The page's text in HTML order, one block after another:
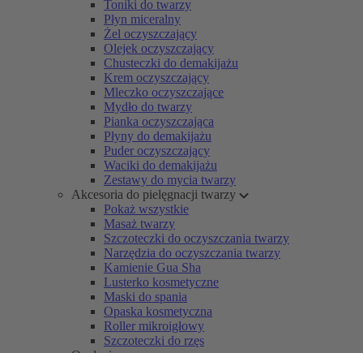
Toniki do twarzy
Płyn miceralny
Żel oczyszczający
Olejek oczyszczający
Chusteczki do demakijażu
Krem oczyszczający
Mleczko oczyszczające
Mydło do twarzy
Pianka oczyszczająca
Płyny do demakijażu
Puder oczyszczający
Waciki do demakijażu
Zestawy do mycia twarzy
Akcesoria do pielęgnacji twarzy
Pokaż wszystkie
Masaż twarzy
Szczoteczki do oczyszczania twarzy
Narzędzia do oczyszczania twarzy
Kamienie Gua Sha
Lusterko kosmetyczne
Maski do spania
Opaska kosmetyczna
Roller mikroigłowy
Szczoteczki do rzęs